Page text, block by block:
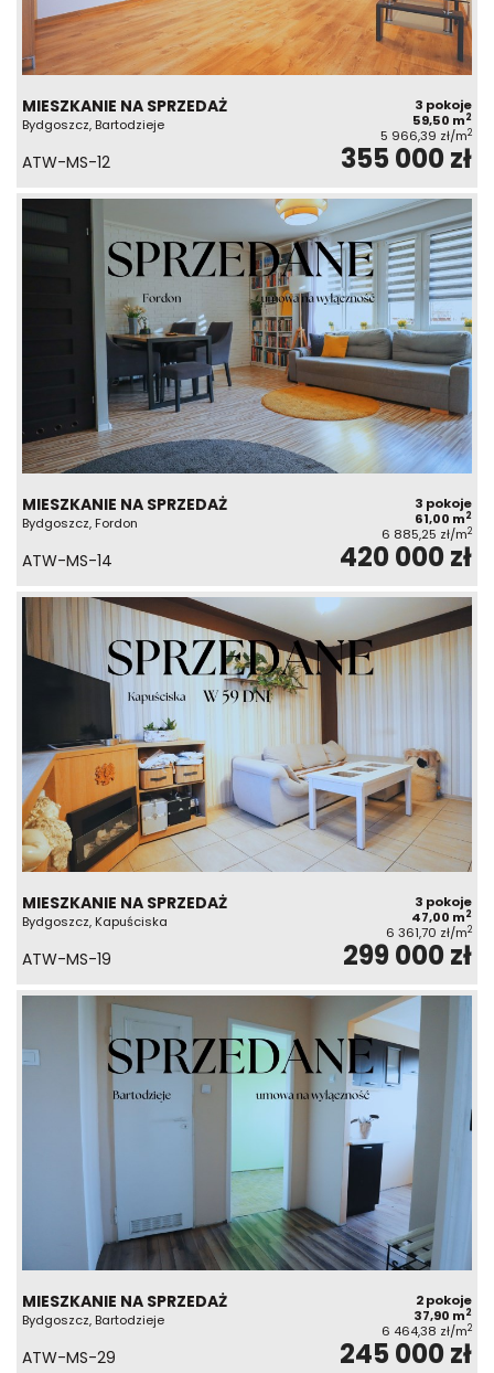
MIESZKANIE NA SPRZEDAŻ
Bydgoszcz, Bartodzieje
3 pokoje
59,50 m2
5 966,39 zł/m2
ATW-MS-12 355 000 zł
MIESZKANIE NA SPRZEDAŻ
Bydgoszcz, Fordon
3 pokoje
61,00 m2
6 885,25 zł/m2
ATW-MS-14 420 000 zł
MIESZKANIE NA SPRZEDAŻ
Bydgoszcz, Kapuściska
3 pokoje
47,00 m2
6 361,70 zł/m2
ATW-MS-19 299 000 zł
MIESZKANIE NA SPRZEDAŻ
Bydgoszcz, Bartodzieje
2 pokoje
37,90 m2
6 464,38 zł/m2
ATW-MS-29 245 000 zł